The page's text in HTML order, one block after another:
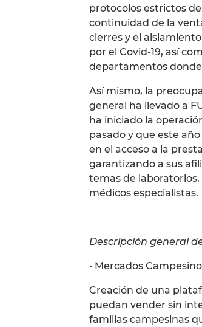
protocolos estrictos
continuidad de la
cierres y el
por el Covid-19, así
departamentos
Así mismo, la
general ha llevado a
ha iniciado la
pasado y que este
en el acceso a la
garantizando a sus
temas de
médicos especialistas.
Descripción general
• Mercados
Creación de una
puedan vender sin
familias campesinas